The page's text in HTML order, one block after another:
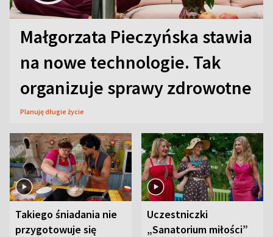
Małgorzata Pieczyńska stawia
na nowe technologie. Tak
organizuje sprawy zdrowotne
Planuję długie życie
Takiego śniadania nie
przygotowuje się
Uczestniczki
„Sanatorium miłości”